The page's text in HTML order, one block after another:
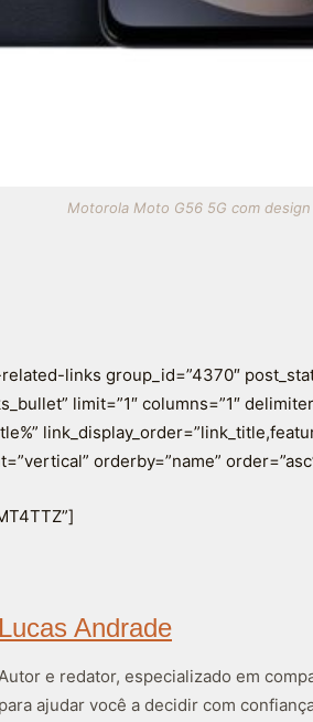
Motorola Moto G56 5G com
links group_id=”4370″
limit=”1″ columns=”1″
orderby=”name”
Lucas Andrade
Autor e redator, especializado em
para ajudar você a decidir com